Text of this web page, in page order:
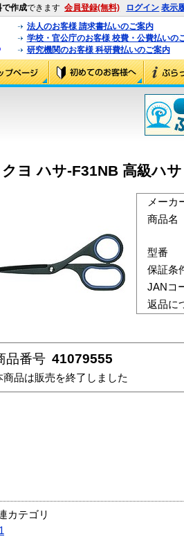
で作成できます 会員登録(無料) ログイン 表示
法人のお客様 請求書払いのご案内
学校・官公庁のお客様 校費・公費払いの
研究機関のお客様 科研費払いのご案内
クヨ ハサ-F31NB 高級ハ
メーカ
商品名
型番
保証条
JANコ
返品に
品番号 41079555
商品は販売を終了しました
カテゴリ